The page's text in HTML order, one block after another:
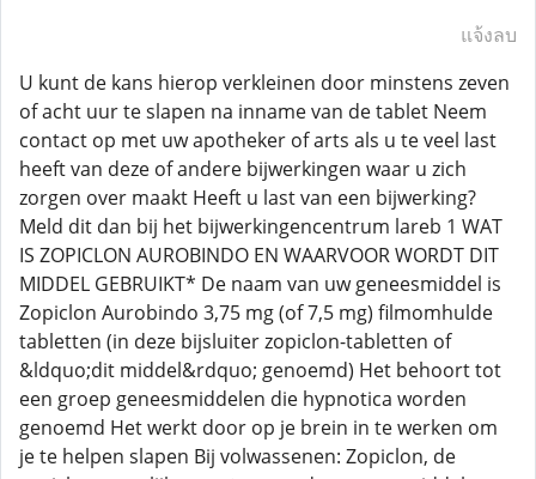
แจ้งลบ
U kunt de kans hierop verkleinen door minstens zeven
of acht uur te slapen na inname van de tablet Neem
contact op met uw apotheker of arts als u te veel last
heeft van deze of andere bijwerkingen waar u zich
zorgen over maakt Heeft u last van een bijwerking?
Meld dit dan bij het bijwerkingencentrum lareb 1 WAT
IS ZOPICLON AUROBINDO EN WAARVOOR WORDT DIT
MIDDEL GEBRUIKT* De naam van uw geneesmiddel is
Zopiclon Aurobindo 3,75 mg (of 7,5 mg) filmomhulde
tabletten (in deze bijsluiter zopiclon-tabletten of
&ldquo;dit middel&rdquo; genoemd) Het behoort tot
een groep geneesmiddelen die hypnotica worden
genoemd Het werkt door op je brein in te werken om
je te helpen slapen Bij volwassenen: Zopiclon, de